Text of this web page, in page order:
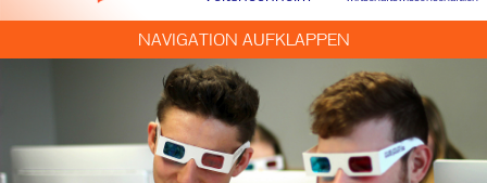
NAVIGATION AUFKLAPPEN